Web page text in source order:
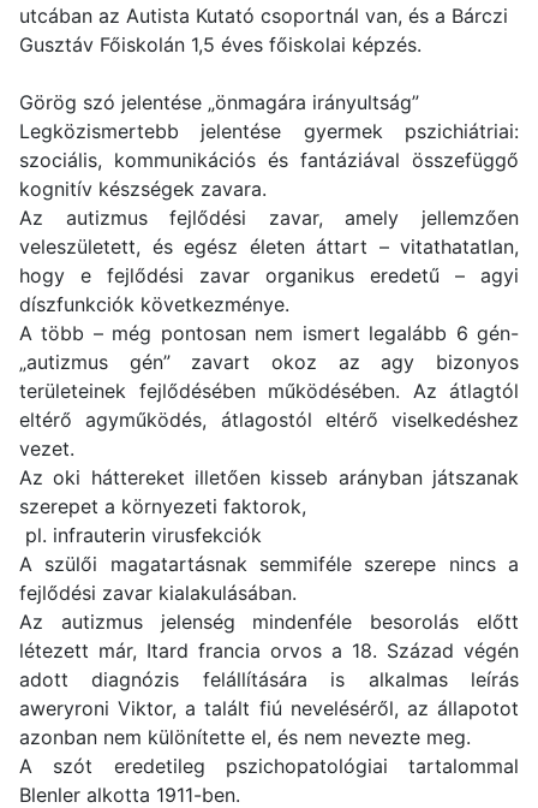
utcában az Autista Kutató csoportnál van, és a Bárczi
Gusztáv Főiskolán 1,5 éves főiskolai képzés.
Görög szó jelentése „önmagára irányultság”
Legközismertebb jelentése gyermek pszichiátriai:
szociális, kommunikációs és fantáziával összefüggő
kognitív készségek zavara.
Az autizmus fejlődési zavar, amely jellemzően
veleszületett, és egész életen áttart – vitathatatlan,
hogy e fejlődési zavar organikus eredetű – agyi
díszfunkciók következménye.
A több – még pontosan nem ismert legalább 6 gén-
„autizmus gén” zavart okoz az agy bizonyos
területeinek fejlődésében működésében. Az átlagtól
eltérő agyműködés, átlagostól eltérő viselkedéshez
vezet.
Az oki háttereket illetően kisseb arányban játszanak
szerepet a környezeti faktorok,
pl. infrauterin virusfekciók
A szülői magatartásnak semmiféle szerepe nincs a
fejlődési zavar kialakulásában.
Az autizmus jelenség mindenféle besorolás előtt
létezett már, Itard francia orvos a 18. Század végén
adott diagnózis felállítására is alkalmas leírás
aweryroni Viktor, a talált fiú neveléséről, az állapotot
azonban nem különítette el, és nem nevezte meg.
A szót eredetileg pszichopatológiai tartalommal
Blenler alkotta 1911-ben.